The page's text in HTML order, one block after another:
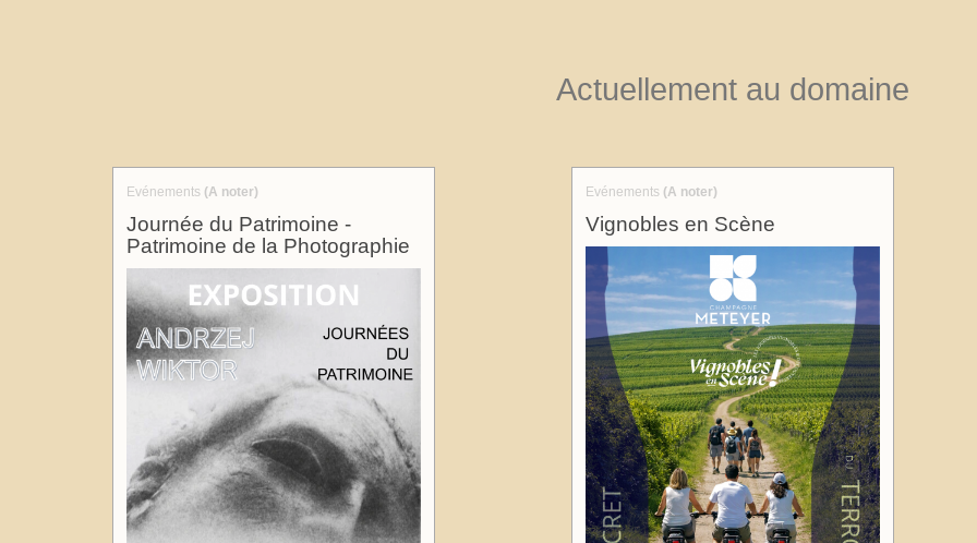
Actuellement au domaine
Evénements (A noter)
Journée du Patrimoine -
Patrimoine de la Photographie
Evénements (A noter)
Vignobles en Scène